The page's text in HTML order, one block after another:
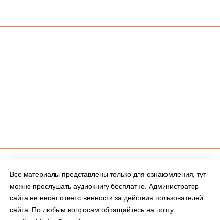
Все материалы представлены только для ознакомления, тут
можно прослушать аудиокнигу бесплатно. Администратор
сайта не несёт ответственности за действия пользователей
сайта. По любым вопросам обращайтесь на почту: